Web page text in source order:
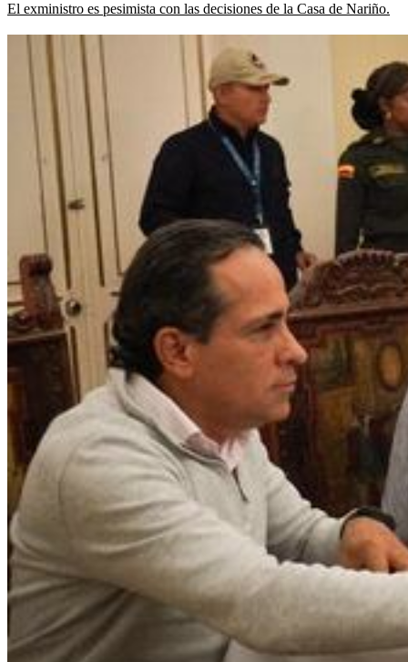
El exministro es pesimista con las decisiones de la Casa de Nariño.